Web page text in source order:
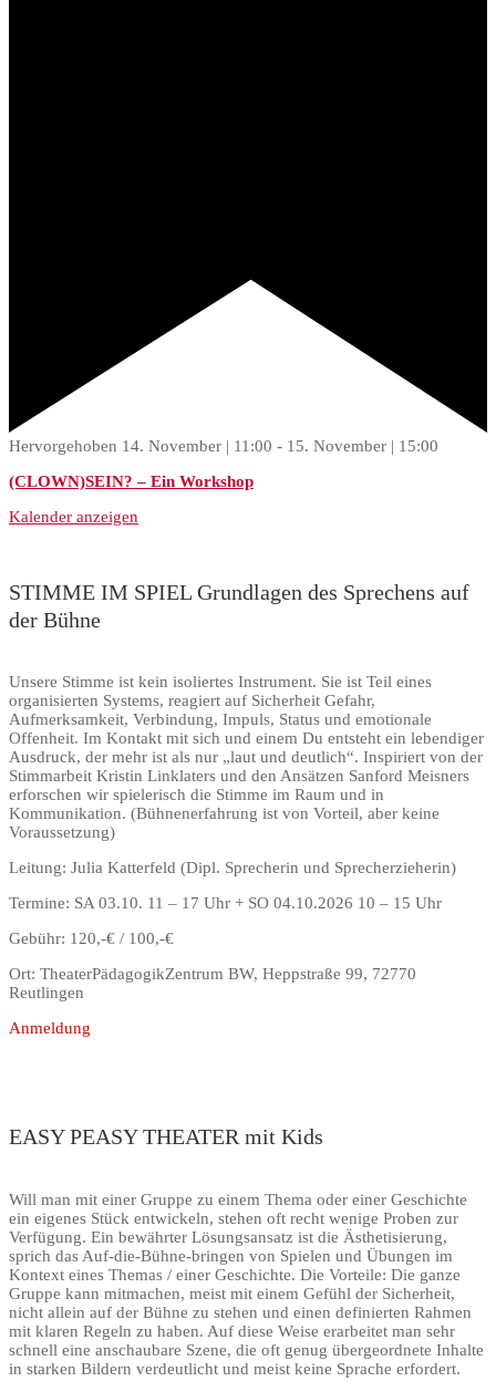
Hervorgehoben 14. November | 11:00 - 15. November | 15:00
(CLOWN)SEIN? – Ein Workshop
Kalender anzeigen
STIMME IM SPIEL Grundlagen des Sprechens auf
der Bühne
Unsere Stimme ist kein isoliertes Instrument. Sie ist Teil eines
organisierten Systems, reagiert auf Sicherheit Gefahr,
Aufmerksamkeit, Verbindung, Impuls, Status und emotionale
Offenheit. Im Kontakt mit sich und einem Du entsteht ein lebendiger
Ausdruck, der mehr ist als nur „laut und deutlich“. Inspiriert von der
Stimmarbeit Kristin Linklaters und den Ansätzen Sanford Meisners
erforschen wir spielerisch die Stimme im Raum und in
Kommunikation. (Bühnenerfahrung ist von Vorteil, aber keine
Voraussetzung)
Leitung: Julia Katterfeld (Dipl. Sprecherin und Sprecherzieherin)
Termine: SA 03.10. 11 – 17 Uhr + SO 04.10.2026 10 – 15 Uhr
Gebühr: 120,-€ / 100,-€
Ort: TheaterPädagogikZentrum BW, Heppstraße 99, 72770
Reutlingen
Anmeldung
EASY PEASY THEATER mit Kids
Will man mit einer Gruppe zu einem Thema oder einer Geschichte
ein eigenes Stück entwickeln, stehen oft recht wenige Proben zur
Verfügung. Ein bewährter Lösungsansatz ist die Ästhetisierung,
sprich das Auf-die-Bühne-bringen von Spielen und Übungen im
Kontext eines Themas / einer Geschichte. Die Vorteile: Die ganze
Gruppe kann mitmachen, meist mit einem Gefühl der Sicherheit,
nicht allein auf der Bühne zu stehen und einen definierten Rahmen
mit klaren Regeln zu haben. Auf diese Weise erarbeitet man sehr
schnell eine anschaubare Szene, die oft genug übergeordnete Inhalte
in starken Bildern verdeutlicht und meist keine Sprache erfordert.